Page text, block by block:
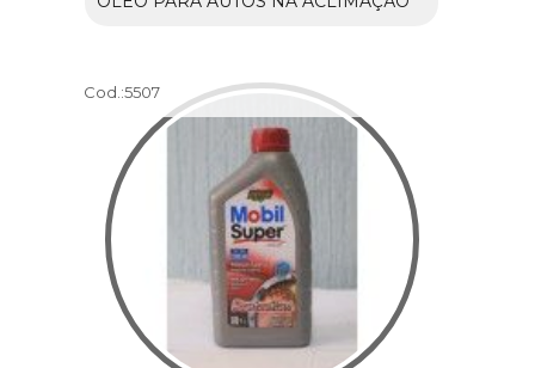
Cod.:5507